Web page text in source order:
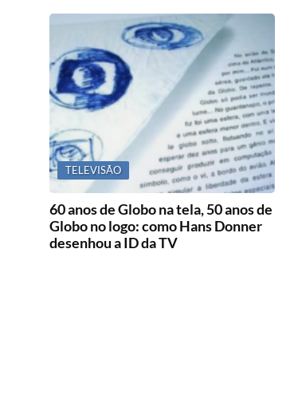
TELEVISÃO
60 anos de Globo na tela, 50 anos de
Globo no logo: como Hans Donner
desenhou a ID da TV